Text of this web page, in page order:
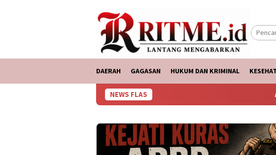
DAERAH GAGASAN HUKUM DAN KRIMINAL
NEWS FLAS ASDP